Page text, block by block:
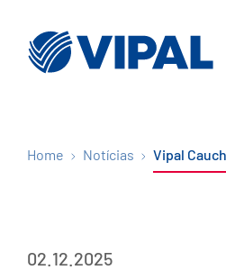
Home Notícias Vipal
02.12.2025